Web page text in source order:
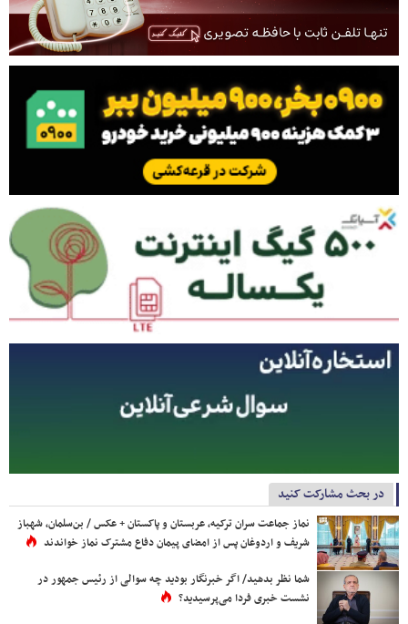
در بحث مشارکت کنید
نماز جماعت سران ترکیه، عربستان و پاکستان + عکس / بن‌سلمان، شهباز
شریف و اردوغان پس از امضای پیمان دفاع مشترک نماز خواندند
شما نظر بدهید/ اگر خبرنگار بودید چه سوالی از رئیس جمهور در
نشست خبری فردا می‌پرسیدید؟